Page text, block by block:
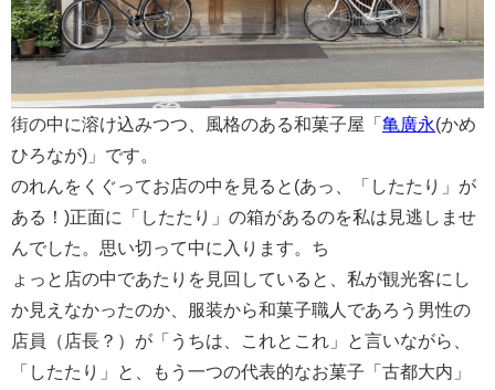
街の中に溶け込みつつ、風格のある和菓子屋「 亀廣永(かめ
ひろなが)」です。
のれんをくぐってお店の中を見ると(あっ、「したたり」が
ある！)正面に「したたり」の箱があるのを私は見逃しませ
んでした。思い切って中に入ります。ち
ょっと店の中であたりを見回していると、私が観光客にし
か見えなかったのか、服装から和菓子職人であろう男性の
店員（店長？）が「うちは、これとこれ」と言いながら、
「したたり」と、もう一つの代表的なお菓子「古都大内」